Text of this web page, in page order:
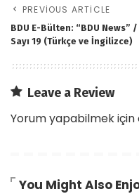
PREVIOUS ARTICLE
BDU E-Bülten: “BDU News” /
Sayı 19 (Türkçe ve İngilizce)
Leave a Review
Yorum yapabilmek için
You Might Also